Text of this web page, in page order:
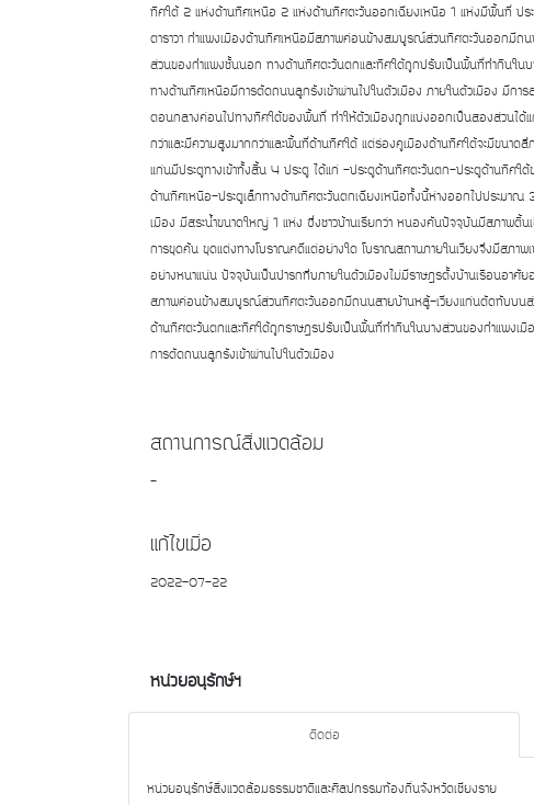
ทิศใต้ 2 แห่งด้านทิศเหนือ 2 แห่งด้านทิศตะวันออกเฉียงเหนือ 1 แห่งมีพื้นที่ ป
ตาราวา กำแพงเมืองด้านทิศเหนือมีสภาพค่อนข้างสมบูรณ์ส่วนทิศตะวันออกมีถ
ส่วนของกำแพงชั้นนอก ทางด้านทิศตะวันตกและทิศใต้ถูกปรับเป็นพื้นที่ทำกินใน
ทางด้านทิศเหนือมีการตัดถนนลูกรังเข้าผ่านไปในตัวเมือง ภายในตัวเมือง มีการ
ตอนกลางค่อนไปทางทิศใต้ของพื้นที่ ทำให้ตัวเมืองถูกแบ่งออกเป็นสองส่วนไ
กว่าและมีความสูงมากกว่าและพื้นที่ด้านทิศใต้ แต่ร่องคูเมืองด้านทิศใต้จะมีขนาดลึ
แก่นมีประตูทางเข้าทั้งสิ้น 4 ประตู ได้แก่ -ประตูด้านทิศตะวันตก-ประตูด้านทิศใ
ด้านทิศเหนือ-ประตูเล็กทางด้านทิศตะวันตกเฉียงเหนือทั้งนี้ห่างออกไปประมาณ
เมือง มีสระน้ำขนาดใหญ่ 1 แห่ง ซึ่งชาวบ้านเรียกว่า หนองคันปัจจุบันมีสภาพตื้น
การขุดค้น ขุดแต่งทางโบราณคดีแต่อย่างใด โบราณสถานภายในเวียงจึงมีสภา
อย่างหนาแน่น ปัจจุบันเป็นป่ารกทึบภายในตัวเมืองไม่มีราษฎรตั้งบ้านเรือนอาศั
สภาพค่อนข้างสมบูรณ์ส่วนทิศตะวันออกมีถนนสายบ้านหลู้-เวียงแก่นตัดทับบนส่
ด้านทิศตะวันตกและทิศใต้ถูกราษฎรปรับเป็นพื้นที่ทำกินในบางส่วนของกำแพงเ
การตัดถนนลูกรังเข้าผ่านไปในตัวเมือง
สถานการณ์สิ่งแวดล้อม
-
แก้ไขเมื่อ
2022-07-22
หน่วยอนุรักษ์ฯ
ติดต่อ
หน่วยอนุรักษ์สิ่งแวดล้อมธรรมชาติและศิลปกรรมท้องถิ่นจังหวัดเชียงราย